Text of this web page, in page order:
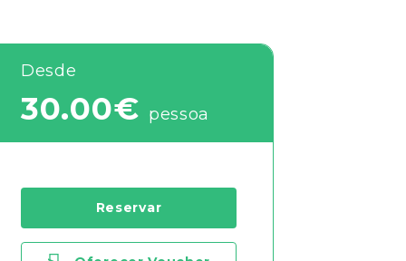
Desde
30.00€ pessoa
Reservar